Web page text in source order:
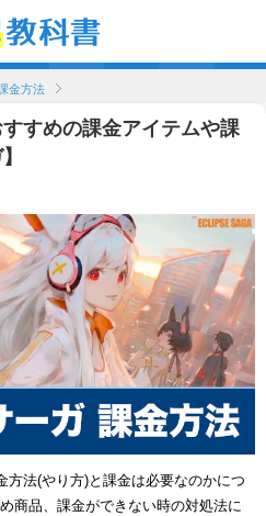
金方法
すすめの課金アイテムや課
方法(やり方)と課金は必要なのかにつ
商品、課金ができない時の対処法に